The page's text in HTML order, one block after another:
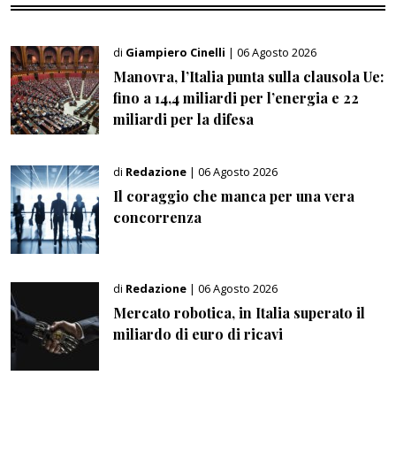
di Giampiero Cinelli | 06 Agosto 2026
Manovra, l’Italia punta sulla clausola Ue:
fino a 14,4 miliardi per l’energia e 22
miliardi per la difesa
di Redazione | 06 Agosto 2026
Il coraggio che manca per una vera
concorrenza
di Redazione | 06 Agosto 2026
Mercato robotica, in Italia superato il
miliardo di euro di ricavi